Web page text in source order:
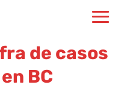
de casos
BC